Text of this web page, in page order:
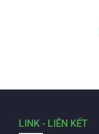
LINK - LIÊN KẾT